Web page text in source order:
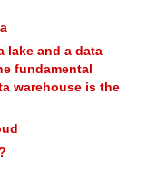
lake and a data
fundamental
warehouse is the